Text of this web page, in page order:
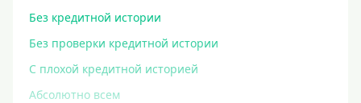
Без кредитной истории
Без проверки кредитной истории
С плохой кредитной историей
Абсолютно всем